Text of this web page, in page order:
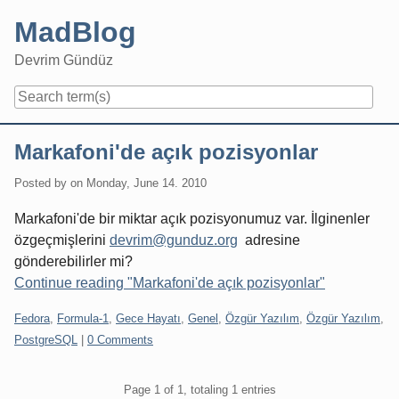
content
MadBlog
Devrim Gündüz
Markafoni'de açık pozisyonlar
Posted by on Monday, June 14. 2010
Markafoni'de bir miktar açık pozisyonumuz var. İlginenler
özgeçmişlerini devrim@gunduz.org adresine
gönderebilirler mi?
Continue reading "Markafoni'de açık pozisyonlar"
Categories:
Fedora Formula-1 Gece Hayatı Genel Özgür Yazılım Özgür Yazılım
PostgreSQL
0 Comments
Page 1 of 1, totaling 1 entries